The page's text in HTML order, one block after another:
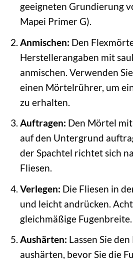
geeigneten Grundierung
Mapei Primer G).
Anmischen: Den
Herstellerangaben mit
anmischen. Verwenden
einen Mörtelrührer, um
zu erhalten.
Auftragen: Den Mörtel
auf den Untergrund
der Spachtel richtet sich
Fliesen.
Verlegen: Die Fliesen in
und leicht andrücken.
gleichmäßige Fugenbreite.
Aushärten: Lassen Sie
aushärten, bevor Sie die